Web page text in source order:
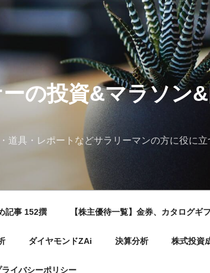
の投資&マラソン
道具・レポートなどサラリーマンの方に役に
記事 152撰 【株主優待一覧】金券、カタログギ
ダイヤモンドZAi 決算分析 株式投資
ライバシーポリシー